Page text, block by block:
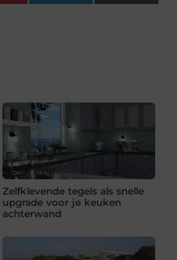
Zelfklevende tegels als snelle
upgrade voor je keuken
achterwand